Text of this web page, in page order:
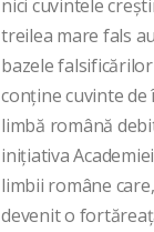
nici cuvintele
treilea mare fals
bazele
conține cuvinte de
limbă română
inițiativa
limbii române
devenit o